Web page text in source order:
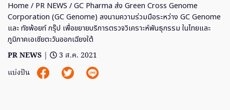
Home / PR NEWS / GC Pharma ส่ง Green Cross Genome
Corporation (GC Genome) ลงนามความร่วมมือระหว่าง GC Genome
และ ทัชพ้อยท์ กรุ๊ป เพื่อขยายบริการตรวจวิเคราะห์พันธุกรรม ในไทยและ
ภูมิภาคเอเชียตะวันออกเฉียงใต้
PR NEWS |
3 ส.ค. 2021
แบ่งปัน